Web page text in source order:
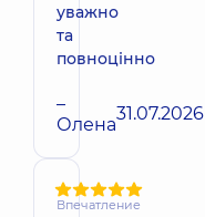
уважно
та
повноцінно
–
Олена31.07.2026
Впечатление